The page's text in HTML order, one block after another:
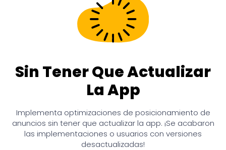
Sin Tener Que Actualizar
La App
Implementa optimizaciones de posicionamiento de
anuncios sin tener que actualizar la app. ¡Se acabaron
las implementaciones o usuarios con versiones
desactualizadas!